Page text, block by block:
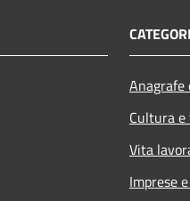
Cultura
Vita
Imprese